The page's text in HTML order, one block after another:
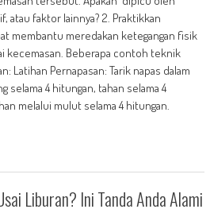
faktor lainnya? 2. Praktikkan
membantu meredakan ketegangan fisik
kecemasan. Beberapa contoh teknik
Latihan Pernapasan: Tarik napas dalam
selama 4 hitungan, tahan selama 4
melalui mulut selama 4 hitungan.
Liburan? Ini Tanda Anda Alami